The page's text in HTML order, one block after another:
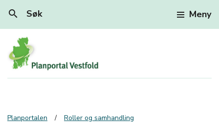
search Søk Meny
Planportalen
Roller og samhandling